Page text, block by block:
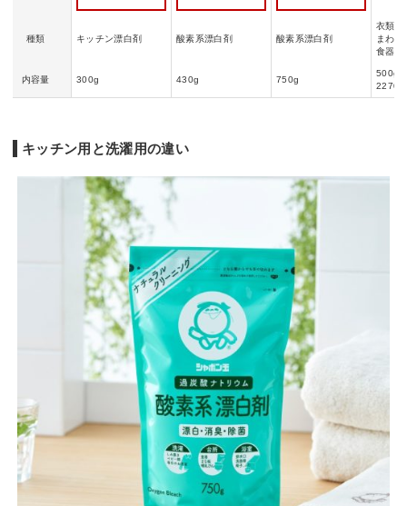
種類 キッチン漂白剤 酸素系漂白剤 酸素系漂白剤
衣類・
まわ
食器・
内容量 300g 430g 750g
500g/
キッチン用と洗濯用の違い